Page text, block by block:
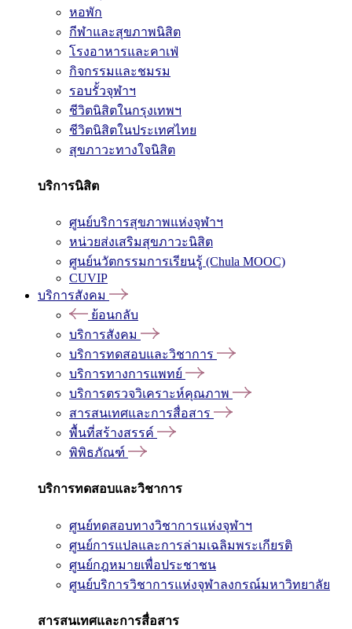
หอพัก
กีฬาและสุขภาพนิสิต
โรงอาหารและคาเฟ่
กิจกรรมและชมรม
รอบรั้วจุฬาฯ
ชีวิตนิสิตในกรุงเทพฯ
ชีวิตนิสิตในประเทศไทย
สุขภาวะทางใจนิสิต
บริการนิสิต
ศูนย์บริการสุขภาพแห่งจุฬาฯ
หน่วยส่งเสริมสุขภาวะนิสิต
ศูนย์นวัตกรรมการเรียนรู้ (Chula MOOC)
CUVIP
บริการสังคม
ย้อนกลับ
บริการสังคม
บริการทดสอบและวิชาการ
บริการทางการแพทย์
บริการตรวจวิเคราะห์คุณภาพ
สารสนเทศและการสื่อสาร
พื้นที่สร้างสรรค์
พิพิธภัณฑ์
บริการทดสอบและวิชาการ
ศูนย์ทดสอบทางวิชาการแห่งจุฬาฯ
ศูนย์การแปลและการล่ามเฉลิมพระเกียรติ
ศูนย์กฎหมายเพื่อประชาชน
ศูนย์บริการวิชาการแห่งจุฬาลงกรณ์มหาวิทยาลัย
สารสนเทศและการสื่อสาร